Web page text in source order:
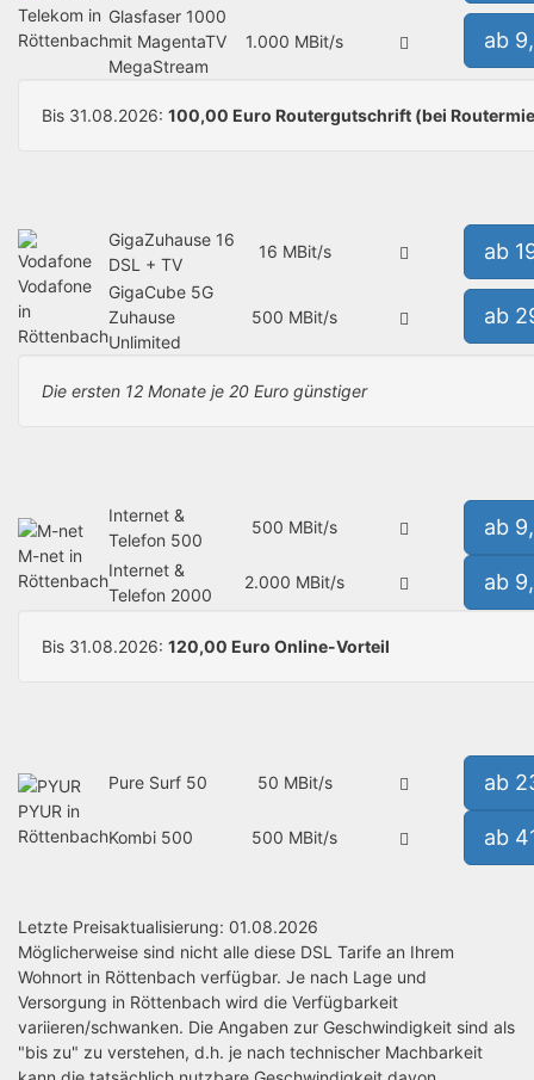
Telekom in
Röttenbach
Glasfaser 1000
mit MagentaTV
MegaStream
1.000 MBit/s ab
Bis 31.08.2026: 100,00 Euro Routergutschrift (bei
Vodafone
in
Röttenbach
GigaZuhause 16
DSL + TV
16 MBit/s ab
GigaCube 5G
Zuhause
Unlimited
500 MBit/s ab
Die ersten 12 Monate je 20 Euro günstiger
M-net in
Röttenbach
Internet &
Telefon 500
500 MBit/s ab
Internet &
Telefon 2000
2.000 MBit/s ab
Bis 31.08.2026: 120,00 Euro Online-Vorteil
PYUR in
Röttenbach
Pure Surf 50 50 MBit/s ab
Kombi 500 500 MBit/s ab
Letzte Preisaktualisierung: 01.08.2026
Möglicherweise sind nicht alle diese DSL Tarife an Ihrem
Wohnort in Röttenbach verfügbar. Je nach Lage und
Versorgung in Röttenbach wird die Verfügbarkeit
variieren/schwanken. Die Angaben zur Geschwindigkeit sind als
"bis zu" zu verstehen, d.h. je nach technischer Machbarkeit